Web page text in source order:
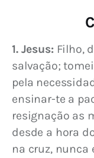
1. Jesus: Filho,
salvação;
pela
ensinar-te a
resignação as
desde a hora
na cruz, nunca